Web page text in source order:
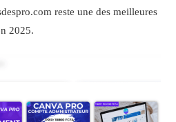
reste une des meilleures
2025.